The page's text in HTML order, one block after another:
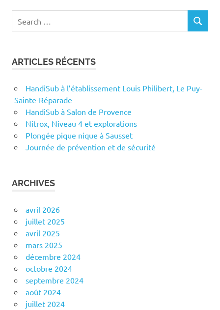
for:
SEARCH
ARTICLES RÉCENTS
HandiSub à l’établissement Louis Philibert, Le Puy-
Sainte-Réparade
HandiSub à Salon de Provence
Nitrox, Niveau 4 et explorations
Plongée pique nique à Sausset
Journée de prévention et de sécurité
ARCHIVES
avril 2026
juillet 2025
avril 2025
mars 2025
décembre 2024
octobre 2024
septembre 2024
août 2024
juillet 2024